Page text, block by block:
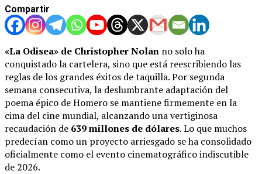
Compartir
«La Odisea» de Christopher Nolan no solo ha
conquistado la cartelera, sino que está reescribiendo las
reglas de los grandes éxitos de taquilla. Por segunda
semana consecutiva, la deslumbrante adaptación del
poema épico de Homero se mantiene firmemente en la
cima del cine mundial, alcanzando una vertiginosa
recaudación de 639 millones de dólares. Lo que muchos
predecían como un proyecto arriesgado se ha consolidado
oficialmente como el evento cinematográfico indiscutible
de 2026.